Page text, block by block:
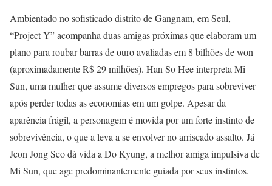
Ambientado no sofisticado distrito de Gangnam, em Seul,
“Project Y” acompanha duas amigas próximas que elaboram um
plano para roubar barras de ouro avaliadas em 8 bilhões de won
(aproximadamente R$ 29 milhões). Han So Hee interpreta Mi
Sun, uma mulher que assume diversos empregos para sobreviver
após perder todas as economias em um golpe. Apesar da
aparência frágil, a personagem é movida por um forte instinto de
sobrevivência, o que a leva a se envolver no arriscado assalto. Já
Jeon Jong Seo dá vida a Do Kyung, a melhor amiga impulsiva de
Mi Sun, que age predominantemente guiada por seus instintos.